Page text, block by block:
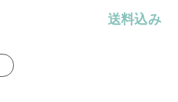
送料込み